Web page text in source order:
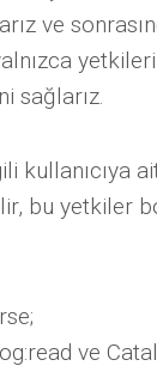
ve
sağlarız.
kullanıcıya
bu yetkiler
ve